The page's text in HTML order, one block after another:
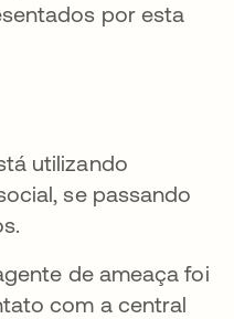
por esta
utilizando
se passando
de ameaça foi
com a central